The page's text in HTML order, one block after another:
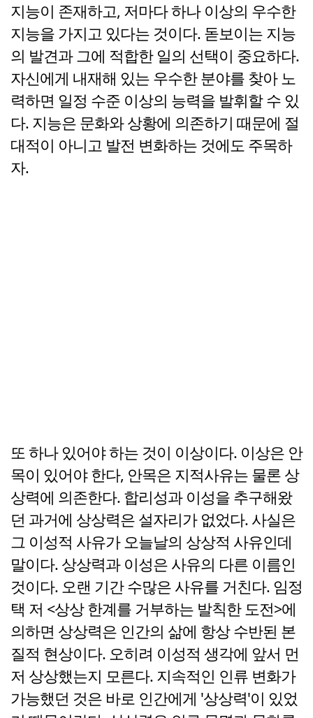
지능이 존재하고, 저마다 하나 이상의 우수한
지능을 가지고 있다는 것이다. 돋보이는 지능
의 발견과 그에 적합한 일의 선택이 중요하다.
자신에게 내재해 있는 우수한 분야를 찾아 노
력하면 일정 수준 이상의 능력을 발휘할 수 있
다. 지능은 문화와 상황에 의존하기 때문에 절
대적이 아니고 발전 변화하는 것에도 주목하
자.
또 하나 있어야 하는 것이 이상이다. 이상은 안
목이 있어야 한다, 안목은 지적사유는 물론 상
상력에 의존한다. 합리성과 이성을 추구해왔
던 과거에 상상력은 설자리가 없었다. 사실은
그 이성적 사유가 오늘날의 상상적 사유인데
말이다. 상상력과 이성은 사유의 다른 이름인
것이다. 오랜 기간 수많은 사유를 거친다. 임정
택 저 <상상 한계를 거부하는 발칙한 도전>에
의하면 상상력은 인간의 삶에 항상 수반된 본
질적 현상이다. 오히려 이성적 생각에 앞서 먼
저 상상했는지 모른다. 지속적인 인류 변화가
가능했던 것은 바로 인간에게 '상상력'이 있었